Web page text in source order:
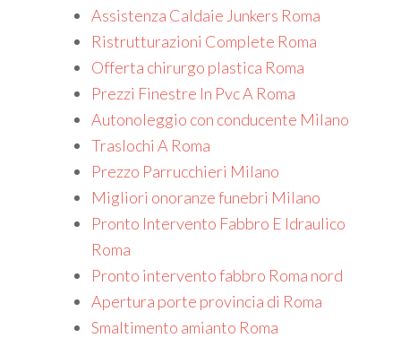
Assistenza Caldaie Junkers Roma
Ristrutturazioni Complete Roma
Offerta chirurgo plastica Roma
Prezzi Finestre In Pvc A Roma
Autonoleggio con conducente Milano
Traslochi A Roma
Prezzo Parrucchieri Milano
Migliori onoranze funebri Milano
Pronto Intervento Fabbro E Idraulico
Roma
Pronto intervento fabbro Roma nord
Apertura porte provincia di Roma
Smaltimento amianto Roma